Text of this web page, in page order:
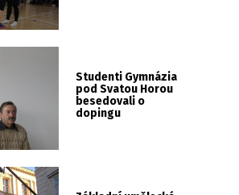
Studenti Gymnázia
pod Svatou Horou
besedovali o
dopingu